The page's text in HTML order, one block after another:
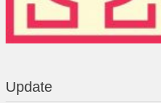
Update